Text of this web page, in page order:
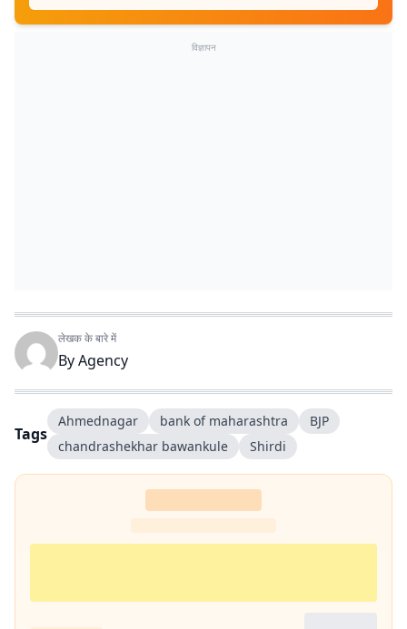
विज्ञापन
लेखक के बारे में
ByAgency
Tags
Ahmednagar bank of maharashtra
BJP
chandrashekhar bawankule
Shirdi